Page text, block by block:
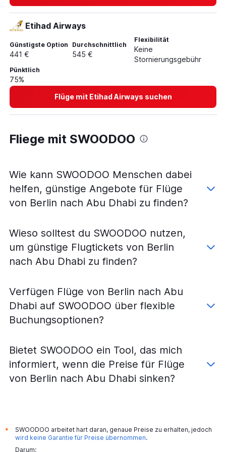
Etihad Airways
Günstigste Option
441 €
Durchschnittlich
545 €
Flexibilität
Keine
Stornierungsgebühr
Pünktlich
75%
Flüge mit Etihad Airways suchen
Fliege mit SWOODOO
Wie kann SWOODOO Menschen dabei
helfen, günstige Angebote für Flüge
von Berlin nach Abu Dhabi zu finden?
Wieso solltest du SWOODOO nutzen,
um günstige Flugtickets von Berlin
nach Abu Dhabi zu finden?
Verfügen Flüge von Berlin nach Abu
Dhabi auf SWOODOO über flexible
Buchungsoptionen?
Bietet SWOODOO ein Tool, das mich
informiert, wenn die Preise für Flüge
von Berlin nach Abu Dhabi sinken?
*
SWOODOO arbeitet hart daran, genaue Preise zu erhalten, jedoch
wird keine Garantie für Preise übernommen.
Darum: